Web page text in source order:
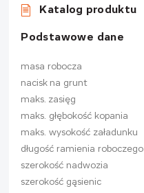
Katalog produktu
Podstawowe dane
masa robocza
nacisk na grunt
maks. zasięg
maks. głębokość kopania
maks. wysokość załadunku
długość ramienia roboczego
szerokość nadwozia
szerokość gąsienic